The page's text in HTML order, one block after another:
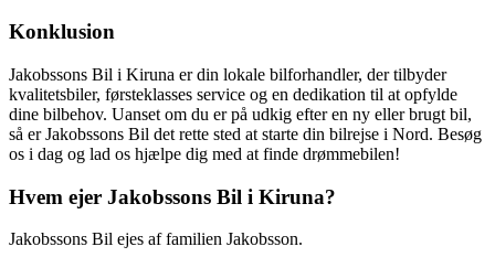
Konklusion
Jakobssons Bil i Kiruna er din lokale bilforhandler, der tilbyder
kvalitetsbiler, førsteklasses service og en dedikation til at opfylde
dine bilbehov. Uanset om du er på udkig efter en ny eller brugt bil,
så er Jakobssons Bil det rette sted at starte din bilrejse i Nord. Besøg
os i dag og lad os hjælpe dig med at finde drømmebilen!
Hvem ejer Jakobssons Bil i Kiruna?
Jakobssons Bil ejes af familien Jakobsson.